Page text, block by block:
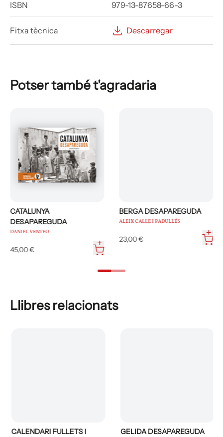
ISBN 979-13-87658-66-3
Fitxa tècnica Descarregar
Potser també t'agradaria
CATALUNYA
DESAPAREGUDA
DANIEL VENTEO
45,00 €
BERGA DESAPAREGUDA
ALEIX CALLE I PADULLÉS
23,00 €
Llibres relacionats
CALENDARI FULLETS I
GELIDA DESAPAREGUDA